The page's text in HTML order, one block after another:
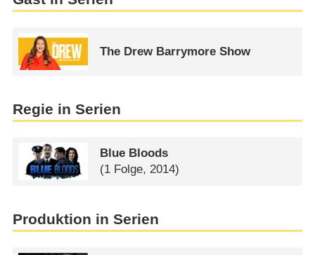
The Drew Barrymore Show
Regie in Serien
Blue Bloods
(1 Folge, 2014)
Produktion in Serien